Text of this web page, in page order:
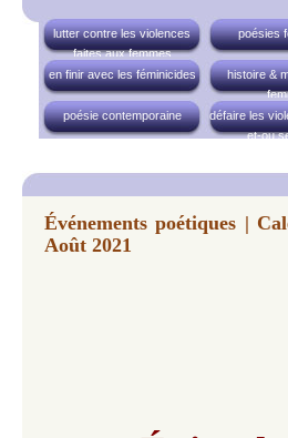
lutter contre les violences
faites aux femmes
poésies
en finir avec les féminicides
histoire &
poésie contemporaine
défaire les
et-ou
Événements poétiques |
Août 2021